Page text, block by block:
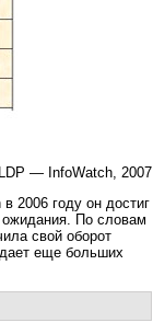
— InfoWatch, 2007
2006 году он достиг
По словам
свой оборот
еще больших